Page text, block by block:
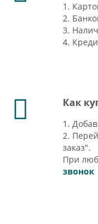
1.
2.
3.
4.
Как
1.
2.
заказ".
При
звонок